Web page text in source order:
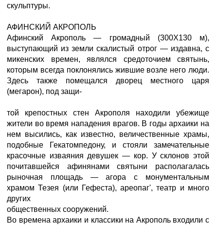
скульптуры.
АФИНСКИЙ АКРОПОЛЬ
Афинский Акрополь — громадный (300X130 м),
выступающий из земли скалистый отрог — издавна, с
микенских времен, являлся средоточием святынь,
которым всегда поклонялись жившие возле него люди.
Здесь также помещался дворец местного царя
(мегарон), под защи-
той крепостных стен Акрополя находили убежище
жители во время нападения врагов. В годы архаики на
нем высились, как известно, величественные храмы,
подобные Гекатомпедону, и стояли замечательные
красочные изваяния девушек — кор. У склонов этой
почитавшейся афинянами святыни располагалась
рыночная площадь — агора с монументальным
храмом Тезея (или Гефеста), ареопаг', театр и много
других
общественных сооружений.
Во времена архаики и классики на Акрополь входили с